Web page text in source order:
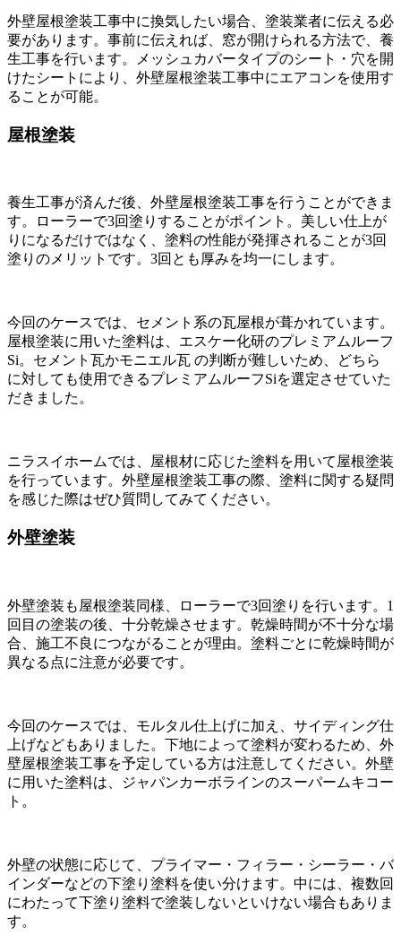
外壁屋根塗装工事中に換気したい場合、塗装業者に伝える必
要があります。事前に伝えれば、窓が開けられる方法で、養
生工事を行います。メッシュカバータイプのシート・穴を開
けたシートにより、外壁屋根塗装工事中にエアコンを使用す
ることが可能。
屋根塗装
養生工事が済んだ後、外壁屋根塗装工事を行うことができま
す。ローラーで3回塗りすることがポイント。美しい仕上が
りになるだけではなく、塗料の性能が発揮されることが3回
塗りのメリットです。3回とも厚みを均一にします。
今回のケースでは、セメント系の瓦屋根が葺かれています。
屋根塗装に用いた塗料は、エスケー化研のプレミアムルーフ
Si。セメント瓦かモニエル瓦 の判断が難しいため、どちら
に対しても使用できるプレミアムルーフSiを選定させていた
だきました。
ニラスイホームでは、屋根材に応じた塗料を用いて屋根塗装
を行っています。外壁屋根塗装工事の際、塗料に関する疑問
を感じた際はぜひ質問してみてください。
外壁塗装
外壁塗装も屋根塗装同様、ローラーで3回塗りを行います。1
回目の塗装の後、十分乾燥させます。乾燥時間が不十分な場
合、施工不良につながることが理由。塗料ごとに乾燥時間が
異なる点に注意が必要です。
今回のケースでは、モルタル仕上げに加え、サイディング仕
上げなどもありました。下地によって塗料が変わるため、外
壁屋根塗装工事を予定している方は注意してください。外壁
に用いた塗料は、ジャパンカーボラインのスーパームキコー
ト。
外壁の状態に応じて、プライマー・フィラー・シーラー・バ
インダーなどの下塗り塗料を使い分けます。中には、複数回
にわたって下塗り塗料で塗装しないといけない場合もありま
す。